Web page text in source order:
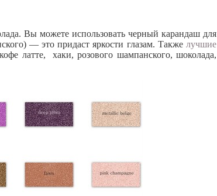
Вы можете использовать черный карандаш для
— это придаст яркости глазам. Также лучшие
латте, хаки, розового шампанского, шоколада,